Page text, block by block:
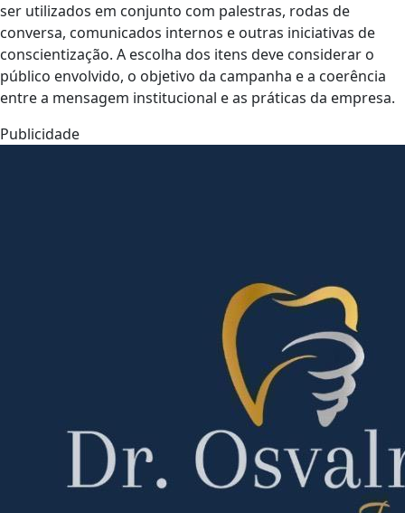
ser utilizados em conjunto com palestras, rodas de
conversa, comunicados internos e outras iniciativas de
conscientização. A escolha dos itens deve considerar o
público envolvido, o objetivo da campanha e a coerência
entre a mensagem institucional e as práticas da empresa.
Publicidade